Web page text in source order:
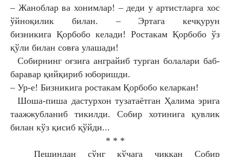
– Жаноблар ва хонимлар! – деди у артистларга хос
ўйноқилик билан. – Эртага кечқурун
бизникига Қорбобо келади! Ростакам Қорбобо ўз
қўли билан совға улашади!
Собирнинг оғзига анграйиб турган болалари баб-
баравар қийқириб юборишди.
– Ур-е! Бизникига ростакам Қорбобо келаркан!
Шоша-пиша дастурхон тузатаётган Ҳалима эрига
таажжубланиб тикилди. Собир хотинига қувлик
билан кўз қисиб қўйди...
* * *
Пешиндан сўнг кўчага чиққан Собир